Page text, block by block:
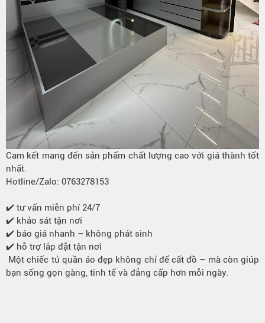
Cam kết mang đến sản phẩm chất lượng cao với giá thành tốt
nhất.
Hotline/Zalo: 0763278153
✔️ tư vấn miễn phí 24/7
✔️ khảo sát tận nơi
✔️ báo giá nhanh – không phát sinh
✔️ hỗ trợ lắp đặt tận nơi
Một chiếc tủ quần áo đẹp không chỉ để cất đồ – mà còn giúp
bạn sống gọn gàng, tinh tế và đẳng cấp hơn mỗi ngày.